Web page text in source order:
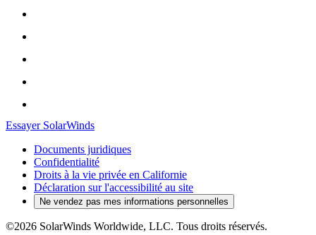
Essayer SolarWinds
Documents juridiques
Confidentialité
Droits à la vie privée en Californie
Déclaration sur l'accessibilité au site
Ne vendez pas mes informations personnelles
©2026 SolarWinds Worldwide, LLC. Tous droits réservés.